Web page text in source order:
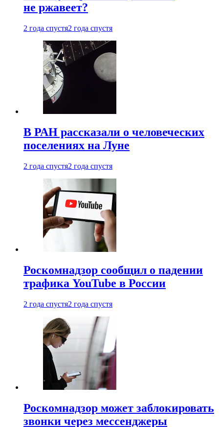
не ржавеет?
2 года спустя2 года спустя
В РАН рассказали о человеческих
поселениях на Луне
2 года спустя2 года спустя
Роскомнадзор сообщил о падении
трафика YouTube в России
2 года спустя2 года спустя
Роскомнадзор может заблокировать
звонки через мессенджеры